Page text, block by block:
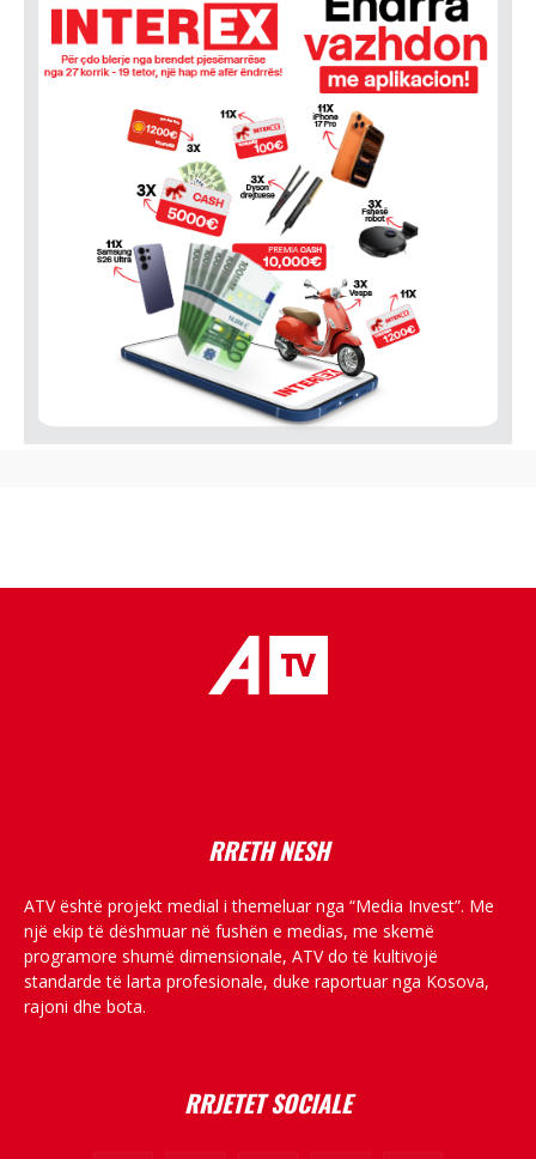
RRETH NESH
ATV është projekt medial i themeluar nga “Media Invest”. Me
një ekip të dëshmuar në fushën e medias, me skemë
programore shumë dimensionale, ATV do të kultivojë
standarde të larta profesionale, duke raportuar nga Kosova,
rajoni dhe bota.
RRJETET SOCIALE